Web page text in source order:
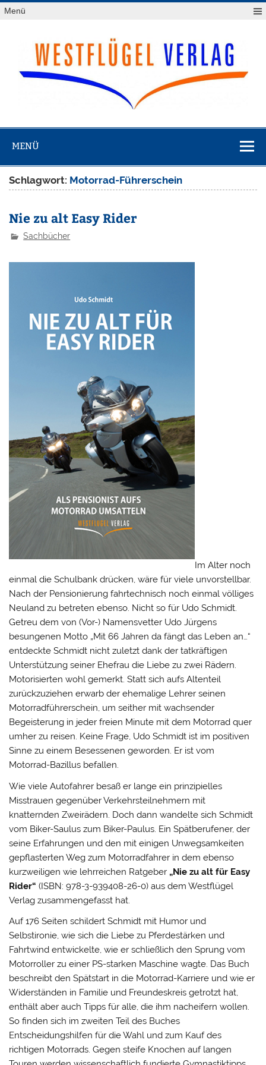
Zum
Inhalt
Menü
Verlag
MENÜ
Schlagwort: Motorrad-Führerschein
Nie zu alt Easy Rider
Sachbücher
Im Alter noch
einmal die Schulbank drücken, wäre für viele unvorstellbar.
Nach der Pensionierung fahrtechnisch noch einmal völliges
Neuland zu betreten ebenso. Nicht so für Udo Schmidt.
Getreu dem von (Vor-) Namensvetter Udo Jürgens
besungenen Motto „Mit 66 Jahren da fängt das Leben an…“
entdeckte Schmidt nicht zuletzt dank der tatkräftigen
Unterstützung seiner Ehefrau die Liebe zu zwei Rädern.
Motorisierten wohl gemerkt. Statt sich aufs Altenteil
zurückzuziehen erwarb der ehemalige Lehrer seinen
Motorradführerschein, um seither mit wachsender
Begeisterung in jeder freien Minute mit dem Motorrad quer
umher zu reisen. Keine Frage, Udo Schmidt ist im positiven
Sinne zu einem Besessenen geworden. Er ist vom
Motorrad-Bazillus befallen.
Wie viele Autofahrer besaß er lange ein prinzipielles
Misstrauen gegenüber Verkehrsteilnehmern mit
knatternden Zweirädern. Doch dann wandelte sich Schmidt
vom Biker-Saulus zum Biker-Paulus. Ein Spätberufener, der
seine Erfahrungen und den mit einigen Unwegsamkeiten
gepflasterten Weg zum Motorradfahrer in dem ebenso
kurzweiligen wie lehrreichen Ratgeber „Nie zu alt für Easy
Rider“ (ISBN: 978-3-939408-26-0) aus dem Westflügel
Verlag zusammengefasst hat.
Auf 176 Seiten schildert Schmidt mit Humor und
Selbstironie, wie sich die Liebe zu Pferdestärken und
Fahrtwind entwickelte, wie er schließlich den Sprung vom
Motorroller zu einer PS-starken Maschine wagte. Das Buch
beschreibt den Spätstart in die Motorrad-Karriere und wie er
Widerständen in Familie und Freundeskreis getrotzt hat,
enthält aber auch Tipps für alle, die ihm nacheifern wollen.
So finden sich im zweiten Teil des Buches
Entscheidungshilfen für die Wahl und zum Kauf des
richtigen Motorrads. Gegen steife Knochen auf langen